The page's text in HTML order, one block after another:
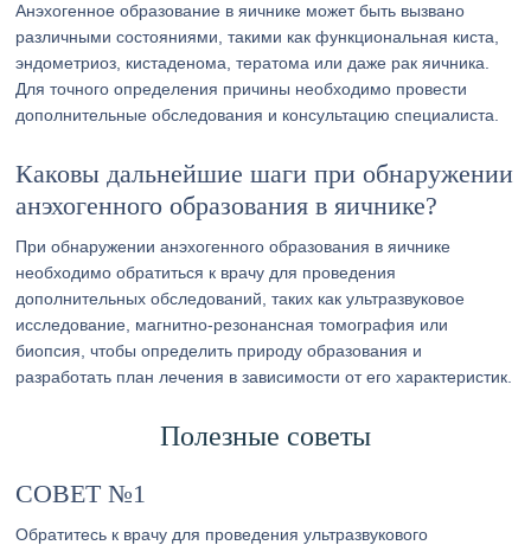
Анэхогенное образование в яичнике может быть вызвано
различными состояниями, такими как функциональная киста,
эндометриоз, кистаденома, тератома или даже рак яичника.
Для точного определения причины необходимо провести
дополнительные обследования и консультацию специалиста.
Каковы дальнейшие шаги при обнаружении
анэхогенного образования в яичнике?
При обнаружении анэхогенного образования в яичнике
необходимо обратиться к врачу для проведения
дополнительных обследований, таких как ультразвуковое
исследование, магнитно-резонансная томография или
биопсия, чтобы определить природу образования и
разработать план лечения в зависимости от его характеристик.
Полезные советы
СОВЕТ №1
Обратитесь к врачу для проведения ультразвукового